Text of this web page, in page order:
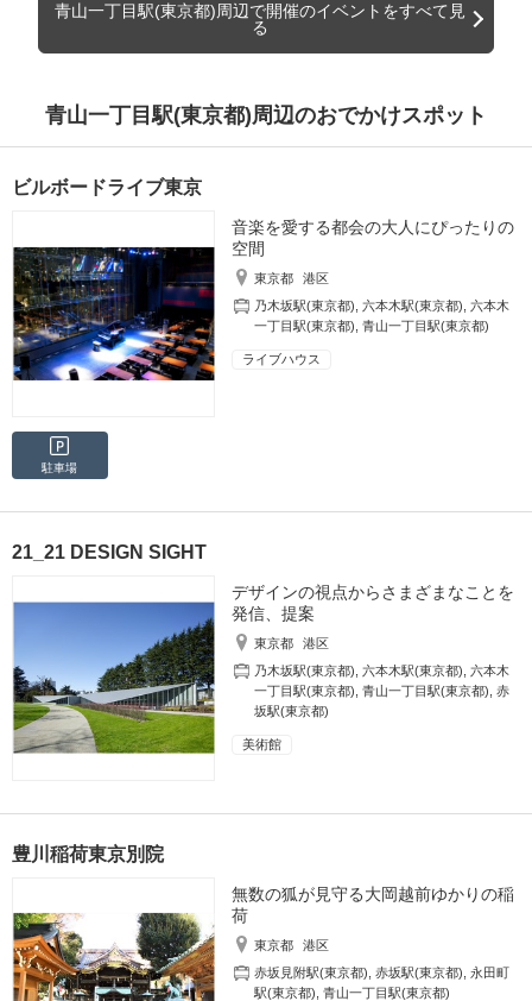
青山一丁目駅(東京都)周辺で開催のイベントをすべて見
る
青山一丁目駅(東京都)周辺のおでかけスポット
ビルボードライブ東京
音楽を愛する都会の大人にぴったりの
空間
東京都
港区
乃木坂駅(東京都) ,六本木駅(東京都) ,六本木
一丁目駅(東京都) ,青山一丁目駅(東京都)
ライブハウス
駐車場
21_21 DESIGN SIGHT
デザインの視点からさまざまなことを
発信、提案
東京都
港区
乃木坂駅(東京都) ,六本木駅(東京都) ,六本木
一丁目駅(東京都) ,青山一丁目駅(東京都) ,赤
坂駅(東京都)
美術館
豊川稲荷東京別院
無数の狐が見守る大岡越前ゆかりの稲
荷
東京都
港区
赤坂見附駅(東京都) ,赤坂駅(東京都) ,永田町
駅(東京都) ,青山一丁目駅(東京都)